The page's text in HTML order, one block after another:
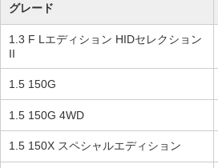
グレード
1.3 F Lエディション HIDセレクション
II
1.5 150G
1.5 150G 4WD
1.5 150X スペシャルエディション